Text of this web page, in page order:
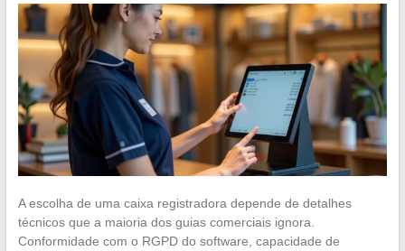
A escolha de uma caixa registradora depende de detalhes
técnicos que a maioria dos guias comerciais ignora.
Conformidade com o RGPD do software, capacidade de